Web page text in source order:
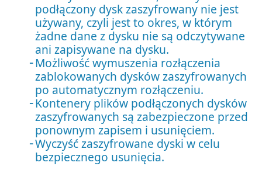
podłączony dysk zaszyfrowany nie jest
używany, czyli jest to okres, w którym
żadne dane z dysku nie są odczytywane
ani zapisywane na dysku.
Możliwość wymuszenia rozłączenia
zablokowanych dysków zaszyfrowanych
po automatycznym rozłączeniu.
Kontenery plików podłączonych dysków
zaszyfrowanych są zabezpieczone przed
ponownym zapisem i usunięciem.
Wyczyść zaszyfrowane dyski w celu
bezpiecznego usunięcia.